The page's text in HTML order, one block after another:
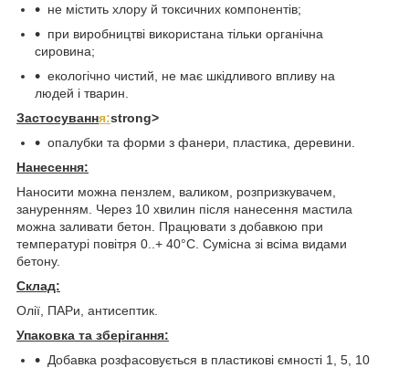
не містить хлору й токсичних компонентів;
при виробництві використана тільки органічна
сировина;
екологічно чистий, не має шкідливого впливу на
людей і тварин.
Застосування:strong>
опалубки та форми з фанери, пластика, деревини.
Нанесення:
Наносити можна пензлем, валиком, розпризкувачем,
зануренням. Через 10 хвилин після нанесення мастила
можна заливати бетон. Працювати з добавкою при
температурі повітря 0..+ 40°С. Сумісна зі всіма видами
бетону.
Склад:
Олії, ПАРи, антисептик.
Упаковка та зберігання:
Добавка розфасовується в пластикові ємності 1, 5, 10